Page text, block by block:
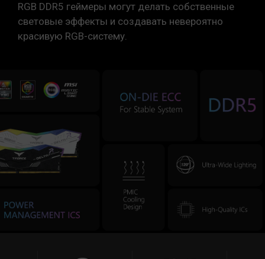
RGB DDR5 геймеры могут делать собственные
световые эффекты и создавать невероятно
красивую RGB-систему.